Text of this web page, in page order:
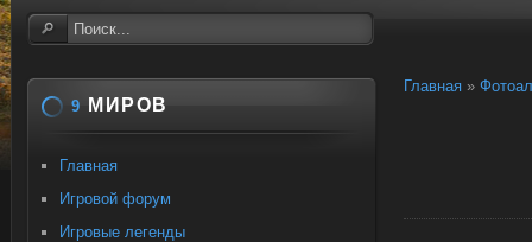
Главная »
9 МИРОВ
Главная
Игровой форум
Игровые легенды